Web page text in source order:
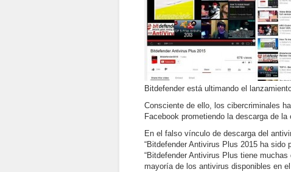
Bitdefender está ultimando el
Consciente de ello, los cibercriminales
Facebook prometiendo la descarga de
En el falso vínculo de descarga del
“Bitdefender Antivirus Plus 2015 ha sido
“Bitdefender Antivirus Plus tiene
mayoría de los antivirus disponibles en el